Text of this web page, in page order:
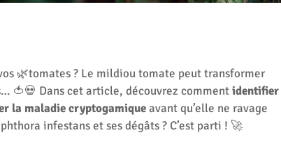
🌿tomates ? Le mildiou tomate peut transformer
🍅💀 Dans cet article, découvrez commentidentifier
la maladie cryptogamiqueavant qu’elle ne ravage
infestans et ses dégâts ? C’est parti ! 🚀